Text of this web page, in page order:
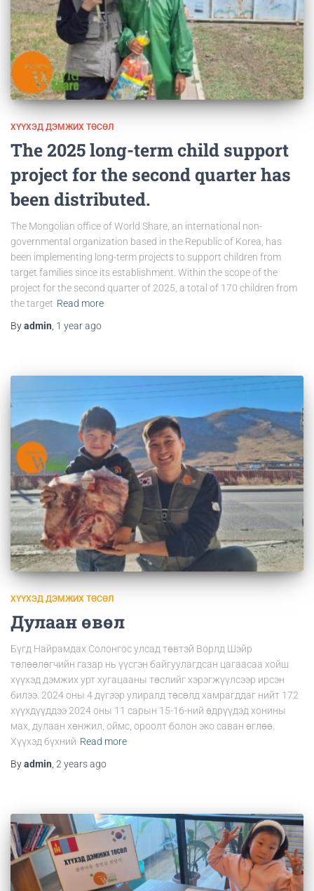
ХҮҮХЭД ДЭМЖИХ ТӨСӨЛ
The 2025 long-term child support
project for the second quarter has
been distributed.
The Mongolian office of World Share, an international non-
governmental organization based in the Republic of Korea, has
been implementing long-term projects to support children from
target families since its establishment. Within the scope of the
project for the second quarter of 2025, a total of 170 children from
the target Read more
Byadmin 1 yearago
ХҮҮХЭД ДЭМЖИХ ТӨСӨЛ
Дулаан өвөл
Бүгд Найрамдах Солонгос улсад төвтэй Ворлд Шэйр
төлөөлөгчийн газар нь үүсгэн байгуулагдсан цагаасаа хойш
хүүхэд дэмжих урт хугацааны төслийг хэрэгжүүлсээр ирсэн
билээ. 2024 оны 4 дүгээр улиралд төсөлд хамрагддаг нийт 172
хүүхдүүддээ 2024 оны 11 сарын 15-16-ний өдрүүдэд хонины
мах, дулаан хөнжил, оймс, ороолт болон эко саван өглөө.
Хүүхэд бүхний Read more
Byadmin 2 yearsago